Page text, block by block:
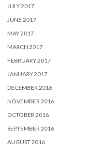
JULY 2017
JUNE 2017
MAY 2017
MARCH 2017
FEBRUARY 2017
JANUARY 2017
DECEMBER 2016
NOVEMBER 2016
OCTOBER 2016
SEPTEMBER 2016
AUGUST 2016